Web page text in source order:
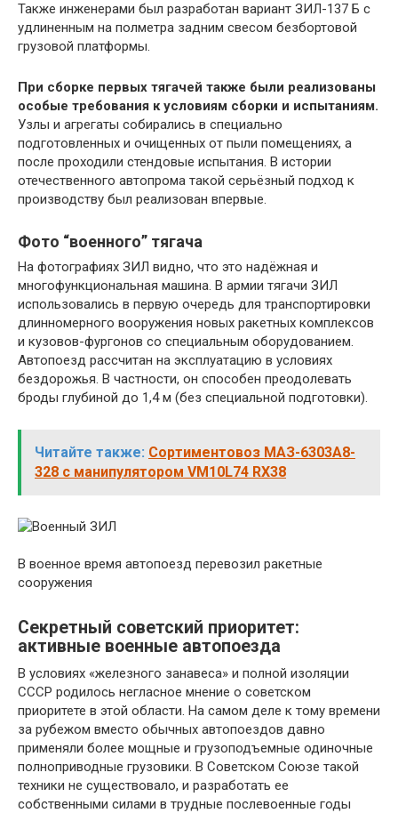
Также инженерами был разработан вариант ЗИЛ-137 Б с
удлиненным на полметра задним свесом безбортовой
грузовой платформы.
При сборке первых тягачей также были реализованы
особые требования к условиям сборки и испытаниям.
Узлы и агрегаты собирались в специально
подготовленных и очищенных от пыли помещениях, а
после проходили стендовые испытания. В истории
отечественного автопрома такой серьёзный подход к
производству был реализован впервые.
Фото “военного” тягача
На фотографиях ЗИЛ видно, что это надёжная и
многофункциональная машина. В армии тягачи ЗИЛ
использовались в первую очередь для транспортировки
длинномерного вооружения новых ракетных комплексов
и кузовов-фургонов со специальным оборудованием.
Автопоезд рассчитан на эксплуатацию в условиях
бездорожья. В частности, он способен преодолевать
броды глубиной до 1,4 м (без специальной подготовки).
Читайте также: Сортиментовоз МАЗ-6303А8-
328 с манипулятором VM10L74 RX38
В военное время автопоезд перевозил ракетные
сооружения
Секретный советский приоритет:
активные военные автопоезда
В условиях «железного занавеса» и полной изоляции
СССР родилось негласное мнение о советском
приоритете в этой области. На самом деле к тому времени
за рубежом вместо обычных автопоездов давно
применяли более мощные и грузоподъемные одиночные
полноприводные грузовики. В Советском Союзе такой
техники не существовало, и разработать ее
собственными силами в трудные послевоенные годы